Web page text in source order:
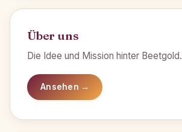
Über uns
Die Idee und Mission hinter Beetgold.
Ansehen →